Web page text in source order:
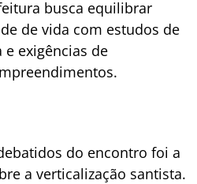
busca equilibrar
de vida com estudos de
exigências de
do encontro foi a
a verticalização santista.